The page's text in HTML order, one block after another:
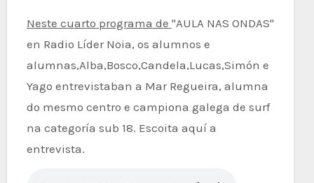
Neste cuarto programa de "AULA NAS ONDAS"
en Radio Líder Noia, os alumnos e
alumnas,Alba,Bosco,Candela,Lucas,Simón e
Yago entrevistaban a Mar Regueira, alumna
do mesmo centro e campiona galega de surf
na categoría sub 18. Escoita aquí a
entrevista.